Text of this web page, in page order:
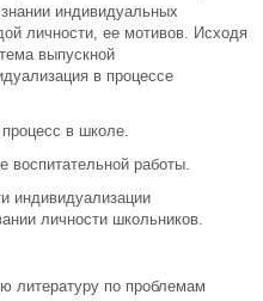
индивидуальных
личности, ее мотивов. Исходя
выпускной
в процессе
в школе.
воспитательной работы.
индивидуализации
личности школьников.
литературу по проблемам